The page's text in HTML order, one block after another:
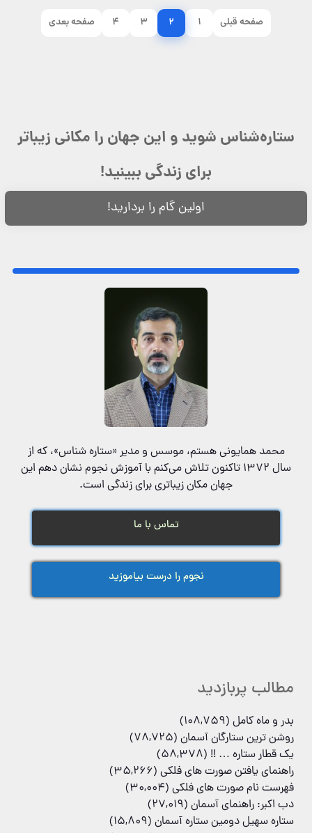
صفحه قبلی 1
2
3
4 صفحه بعدی
ستاره‌شناس شوید و این جهان را مکانی زیباتر
برای زندگی ببینید!
اولین گام را بردارید!
محمد همایونی هستم، موسس و مدیر «ستاره شناس»‌، که از
سال ۱۳۷۲ تاکنون تلاش می‌کنم با آموزش نجوم نشان دهم این
جهان مکان زیباتری برای زندگی است.
تماس با ما
نجوم را درست بیاموزید
مطالب پربازدید
بدر و ماه کامل (108,759)
روشن ترین ستارگان آسمان (78,725)
یک قطار ستاره … !! (58,378)
راهنمای یافتن صورت های فلکی (35,266)
فهرست نام صورت های فلکی (30,004)
دب اکبر: راهنمای آسمان (27,019)
ستاره سهیل دومین ستاره آسمان (15,809)